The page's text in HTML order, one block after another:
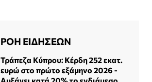
ΡΟΗ ΕΙΔΗΣΕΩΝ
Τράπεζα Κύπρου: Κέρδη 252 εκατ.
ευρώ στο πρώτο εξάμηνο 2026 -
Αυξάνει κατά 20% το ενδιάμεσο